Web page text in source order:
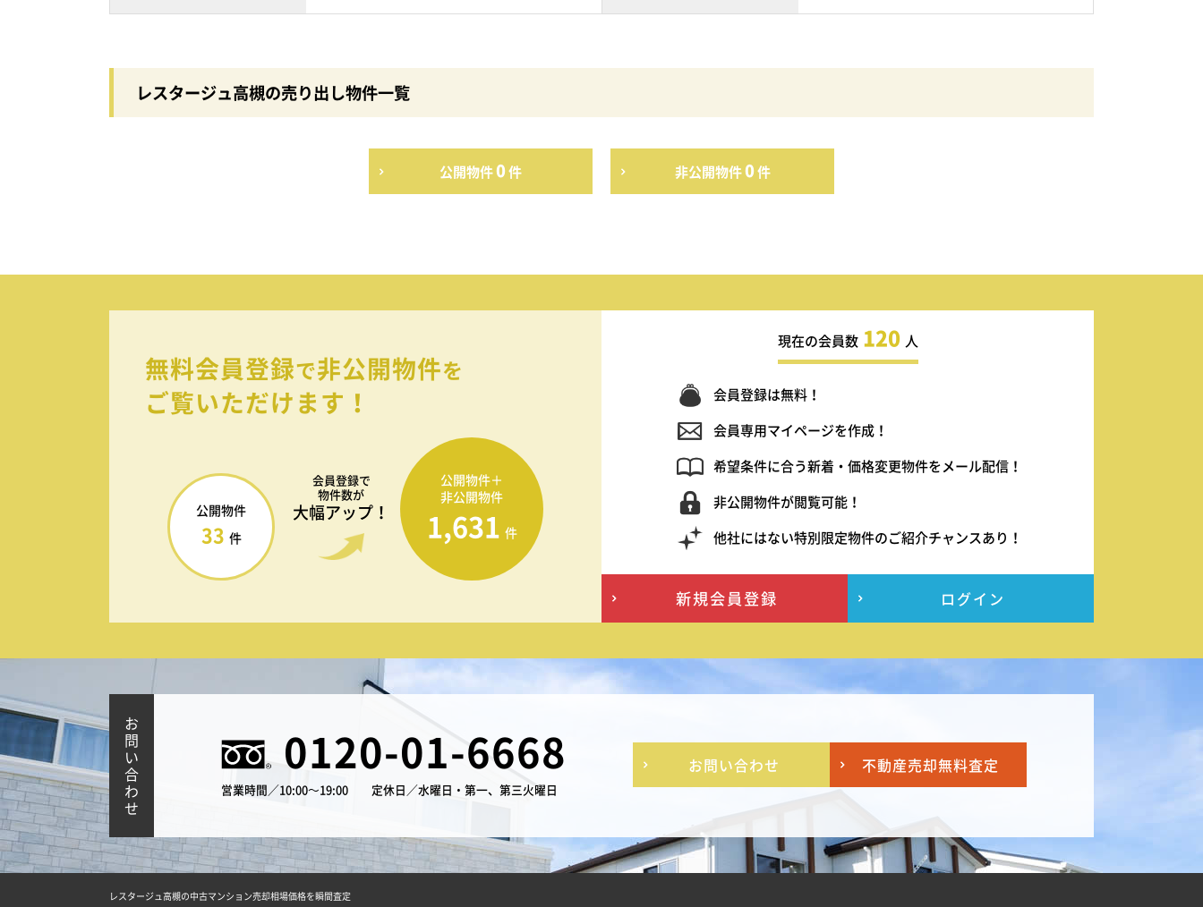
レスタージュ高槻の売り出し物件一覧
公開物件0件 非公開物件0件
無料会員登録で非公開物件を
ご覧いただけます！
会員登録で
物件数が
大幅アップ！
公開物件
33 件
公開物件＋
非公開物件
1,631 件
現在の会員数 120 人
会員登録は無料！
会員専用マイページを作成！
希望条件に合う新着・価格変更物件をメール配信！
非公開物件が閲覧可能！
他社にはない特別限定物件のご紹介チャンスあり！
新規会員登録 ログイン
お
問
い
合
わ
せ
0120-01-6668
営業時間／10:00～19:00 定休日／水曜日・第一、第三火曜日
お問い合わせ 不動産売却無料査定
レスタージュ高槻の中古マンション売却相場価格を瞬間査定